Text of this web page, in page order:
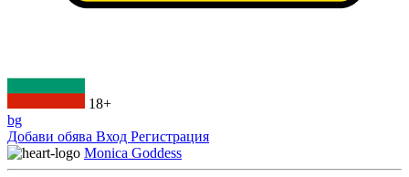
18+
bg
Добави обява Вход Регистрация
Monica Goddess